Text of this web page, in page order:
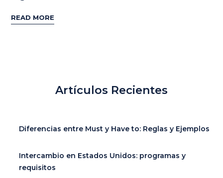
READ MORE
Artículos Recientes
Diferencias entre Must y Have to: Reglas y Ejemplos
Intercambio en Estados Unidos: programas y
requisitos